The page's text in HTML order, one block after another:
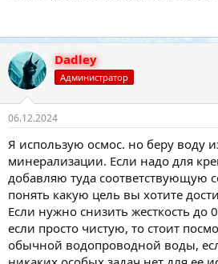
Dadley
Администратор
06.12.2024
Я использую осмос. но беру воду
минерализации. Если надо для
добавляю туда соответствующую
понять какую цель вы хотите
Если нужно снизить жесткость до
если просто чистую, то стоит
обычной водопроводной воды,